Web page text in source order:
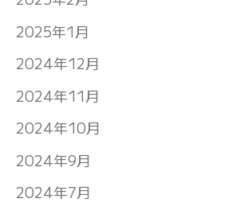
2025年1月
2024年12月
2024年11月
2024年10月
2024年9月
2024年7月